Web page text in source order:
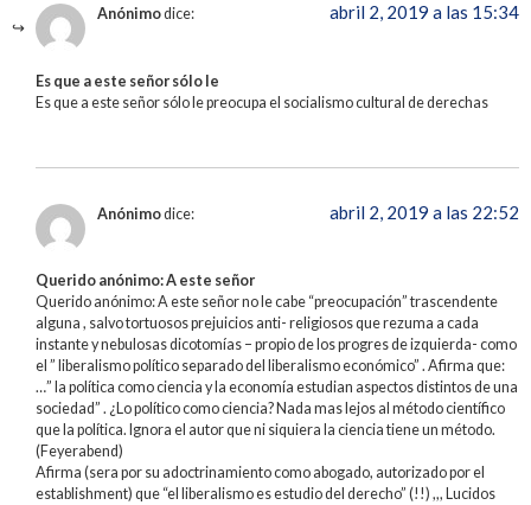
Anónimodice: abril 2, 2019 a las 15:34
Es que a este señor sólo le
Es que a este señor sólo le preocupa el socialismo cultural de derechas
Anónimodice: abril 2, 2019 a las 22:52
Querido anónimo: A este señor
Querido anónimo: A este señor no le cabe “preocupación” trascendente
alguna , salvo tortuosos prejuicios anti- religiosos que rezuma a cada
instante y nebulosas dicotomías – propio de los progres de izquierda- como
el ” liberalismo político separado del liberalismo económico” . Afirma que:
…” la política como ciencia y la economía estudian aspectos distintos de una
sociedad” . ¿Lo político como ciencia? Nada mas lejos al método científico
que la política. Ignora el autor que ni siquiera la ciencia tiene un método.
(Feyerabend)
Afirma (sera por su adoctrinamiento como abogado, autorizado por el
establishment) que “el liberalismo es estudio del derecho” (!!) ,,, Lucidos